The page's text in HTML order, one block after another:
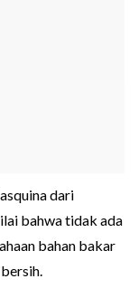
dari
bahwa tidak ada
bahan bakar